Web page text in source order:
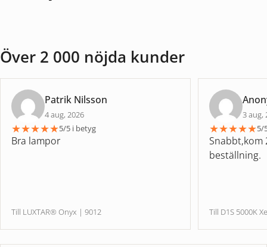
Över 2 000 nöjda kunder
Patrik Nilsson
4 aug, 2026
★★★★★5/5 i betyg
Bra lampor
Till LUXTAR® Onyx | 9012
3 aug,
★★★★★5/
Snabbt,kom
beställning.
Till D1S 5000K